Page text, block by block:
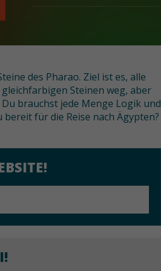
des Pharao. Ziel ist es, alle
Steinen weg, aber
brauchst jede Menge Logik und
für die Reise nach Ägypten?